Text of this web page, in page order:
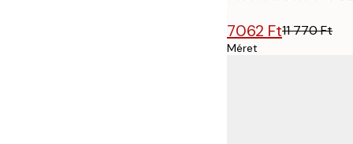
7062 Ft11 770 Ft
Méret